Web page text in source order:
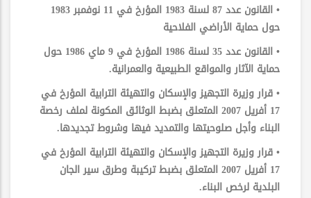
• القانون عدد 87 لسنة 1983 المؤرخ في 11 نوفمبر 1983
حول حماية الأراضي الفلاحية
• القانون عدد 35 لسنة 1986 المؤرخ في 9 ماي 1986 حول
حماية الآثار والمواقع الطبيعية والعمرانية.
• قرار وزيرة التجهيز والإسكان والتهيئة الترابية المؤرخ في
17 أفريل 2007 المتعلق بضبط الوثائق المكونة لملف رخصة
البناء وأجل صلوحيتها والتمديد فيها وشروط تجديدها.
• قرار وزيرة التجهيز والإسكان والتهيئة الترابية المؤرخ في
17 أفريل 2007 المتعلق بضبط تركيبة وطرق سير الجان
البلدية لرخص البناء.